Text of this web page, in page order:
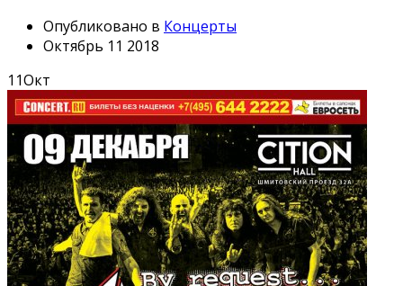
Опубликовано в Концерты
Октябрь 11 2018
11Окт